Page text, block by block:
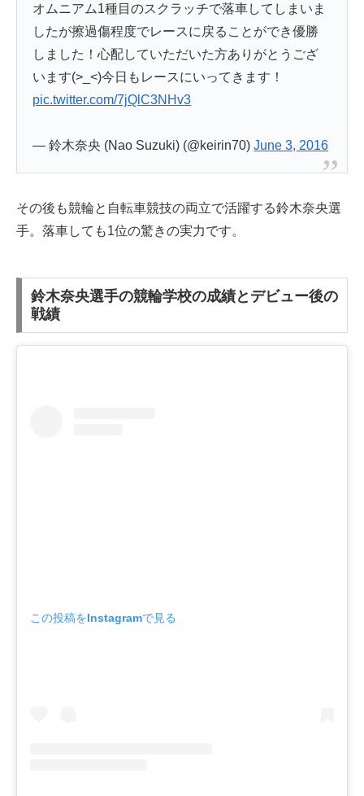
オムニアム1種目のスクラッチで落車してしまいま
したが擦過傷程度でレースに戻ることができ優勝
しました！心配していただいた方ありがとうござ
います(>_<)今日もレースにいってきます！
pic.twitter.com/7jQlC3NHv3
— 鈴木奈央 (Nao Suzuki) (@keirin70)June 3, 2016
その後も競輪と自転車競技の両立で活躍する鈴木奈央選
手。落車しても1位の驚きの実力です。
鈴木奈央選手の競輪学校の成績とデビュー後の
戦績
この投稿をInstagramで見る